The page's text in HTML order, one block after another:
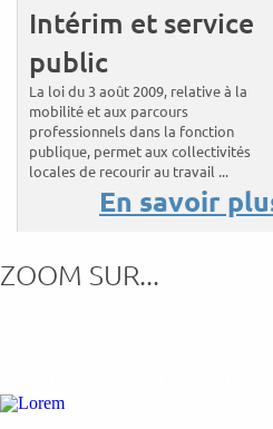
Intérim et service
public
La loi du 3 août 2009, relative à la
mobilité et aux parcours
professionnels dans la fonction
publique, permet aux collectivités
locales de recourir au travail ...
En savoir
ZOOM SUR...